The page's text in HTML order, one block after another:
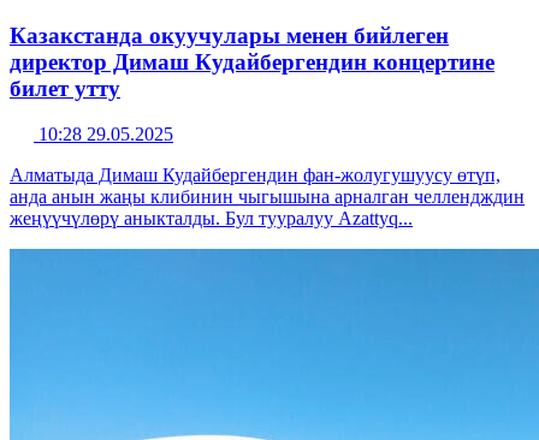
Казакстанда окуучулары менен бийлеген
директор Димаш Кудайбергендин концертине
билет утту
10:28 29.05.2025
Алматыда Димаш Кудайбергендин фан-жолугушуусу өтүп,
анда анын жаңы клибинин чыгышына арналган челлендждин
жеңүүчүлөрү аныкталды. Бул тууралуу Azattyq...